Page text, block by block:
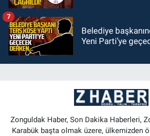
Belediye
Yeni Parti’ye
7
Zonguldak Haber, Son Dakika Haberleri,
Karabük başta olmak üzere, ülkemizden